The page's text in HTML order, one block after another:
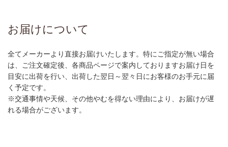
お届けについて
全てメーカーより直接お届けいたします。特にご指定が無い場合
は、ご注文確定後、各商品ページで案内しておりますお届け日を
目安に出荷を行い、出荷した翌日～翌々日にお客様のお手元に届
く予定です。
※交通事情や天候、その他やむを得ない理由により、お届けが遅
れる場合がございます。